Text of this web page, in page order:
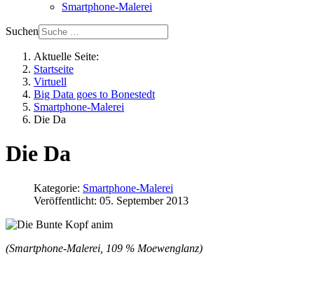
Smartphone-Malerei
Suchen
Aktuelle Seite:
Startseite
Virtuell
Big Data goes to Bonestedt
Smartphone-Malerei
Die Da
Die Da
Kategorie: Smartphone-Malerei
Veröffentlicht: 05. September 2013
(Smartphone-Malerei, 109 % Moewenglanz)